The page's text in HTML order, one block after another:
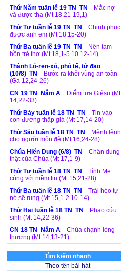
Thứ Năm tuần lễ 19 TN TN
Mắc nợ
và được tha (Mt 18,21-19,1)
Thứ Tư tuần lễ 19 TN TN
Chinh phục
được anh em (Mt 18,15-20)
Thứ Ba tuần lễ 19 TN TN
Nên tam
hồn trẻ thơ (Mt 18,1-5.10.12-14)
Thánh Lô-ren-xô, phó tế, tử đạo
(10/8) TN
Bước ra khỏi vùng an toàn
(Ga 12,24-26)
CN 19 TN Năm A
Điểm tựa Giêsu (Mt
14,22-33)
Thứ Bảy tuấn lễ 18 TN TN
Tin vào
con đường thập giá (Mt 17,14-20)
Thứ Sáu tuần lễ 18 TN TN
Mệnh lệnh
cho người môn đệ (Mt 16,24-28)
Chúa Hiển Dung (6/8) TN
Chân dung
thật của Chúa (Mt 17,1-9)
Thứ Tư tuần lễ 18 TN TN
Tình Mẹ
cùng với niềm tin (Mt 15,21-28)
Thứ Ba tuấn lễ 18 TN TN
Trái héo tự
nó sẽ rụng (Mt 15,1-2.10-14)
Thứ Hai tuần lễ 18 TN TN
Phao cứu
sinh (Mt 14,22-36)
CN 18 TN Năm A
Chúa chạnh lòng
thương (Mt 14,13-21)
Tìm kiếm nhanh
Theo tên bài hát